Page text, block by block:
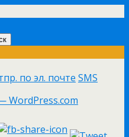
по эл. почте SMS